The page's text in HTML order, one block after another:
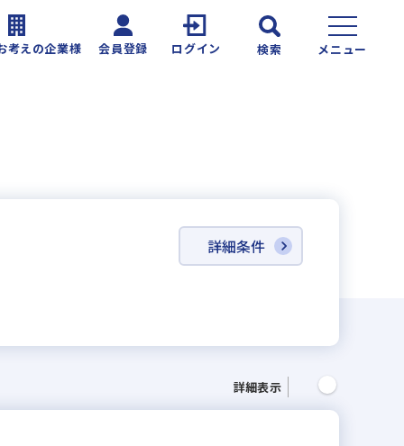
考えの企業様 会員登録 ログイン 検索 メニュー
詳細条件
詳細表示